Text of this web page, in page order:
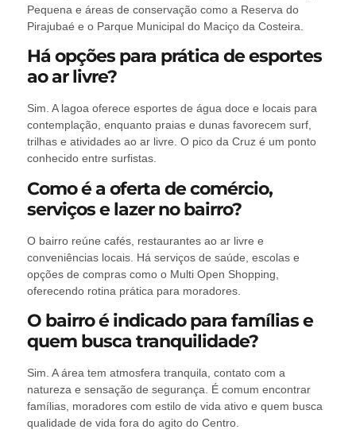
Pequena e áreas de conservação como a Reserva do
Pirajubaé e o Parque Municipal do Maciço da Costeira.
Há opções para prática de esportes
ao ar livre?
Sim. A lagoa oferece esportes de água doce e locais para
contemplação, enquanto praias e dunas favorecem surf,
trilhas e atividades ao ar livre. O pico da Cruz é um ponto
conhecido entre surfistas.
Como é a oferta de comércio,
serviços e lazer no bairro?
O bairro reúne cafés, restaurantes ao ar livre e
conveniências locais. Há serviços de saúde, escolas e
opções de compras como o Multi Open Shopping,
oferecendo rotina prática para moradores.
O bairro é indicado para famílias e
quem busca tranquilidade?
Sim. A área tem atmosfera tranquila, contato com a
natureza e sensação de segurança. É comum encontrar
famílias, moradores com estilo de vida ativo e quem busca
qualidade de vida fora do agito do Centro.